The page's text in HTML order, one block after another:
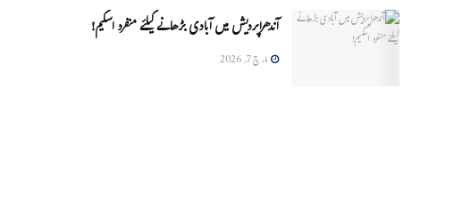
آندھراپردیش میں آبادی بڑھانے کیلئے منفرد اسکیم!
مارچ 7, 2026